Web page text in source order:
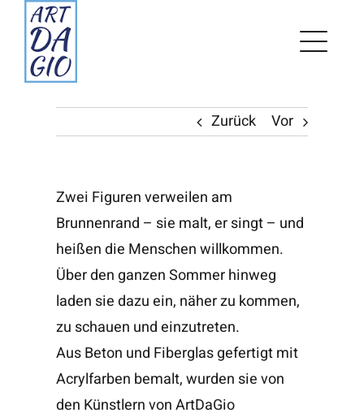
Inhalt
springen
Zurück Vor
Zwei Figuren verweilen am
Brunnenrand – sie malt, er singt – und
heißen die Menschen willkommen.
Über den ganzen Sommer hinweg
laden sie dazu ein, näher zu kommen,
zu schauen und einzutreten.
Aus Beton und Fiberglas gefertigt mit
Acrylfarben bemalt, wurden sie von
den Künstlern von ArtDaGio